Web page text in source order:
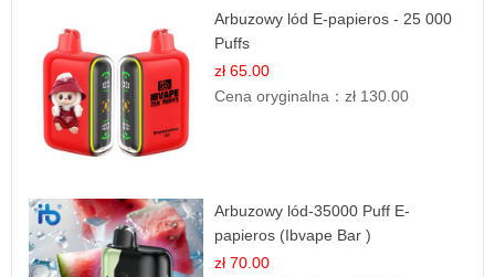
Arbuzowy lód E-papieros - 25 000
Puffs
zł 65.00
Cena oryginalna：zł 130.00
Arbuzowy lód-35000 Puff E-
papieros (Ibvape Bar )
zł 70.00